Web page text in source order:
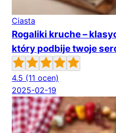
Ciasta
Rogaliki kruche –
który podbije twoje
4.5 (11 ocen)
2025-02-19